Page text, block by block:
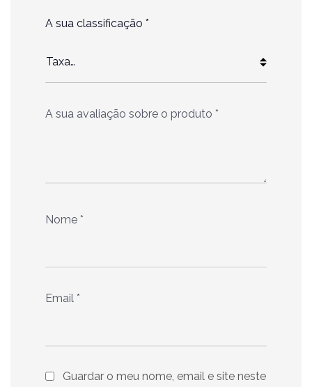
A sua classificação *
A sua avaliação sobre o produto *
Nome *
Email *
Guardar o meu nome, email e site neste